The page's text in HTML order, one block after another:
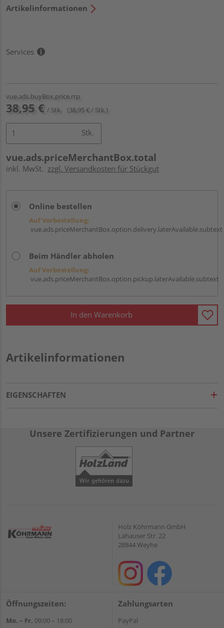
Artikelinformationen
Services
vue.ads.buyBox.price.rrp
38,95 € / Stk. (38,95 € / Stk.)
Stk.
vue.ads.priceMerchantBox.total
inkl. MwSt. zzgl. Versandkosten für Stückgut
Online bestellen
Auf Vorbestellung:
vue.ads.priceMerchantBox.option.delivery.laterAvailable.subtext
Beim Händler abholen
Auf Vorbestellung:
vue.ads.priceMerchantBox.option.pickup.laterAvailable.subtext
In den Warenkorb
Artikelinformationen
EIGENSCHAFTEN
Unsere Zertifizierungen und Partner
Holz Köhrmann GmbH
Lahauser Str. 22
28844 Weyhe
Öffnungszeiten:
Mo. – Fr. 09:00 – 18:00
Zahlungsarten
PayPal